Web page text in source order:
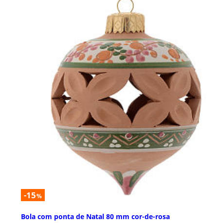
-15%
Bola com ponta de Natal 80 mm cor-de-rosa